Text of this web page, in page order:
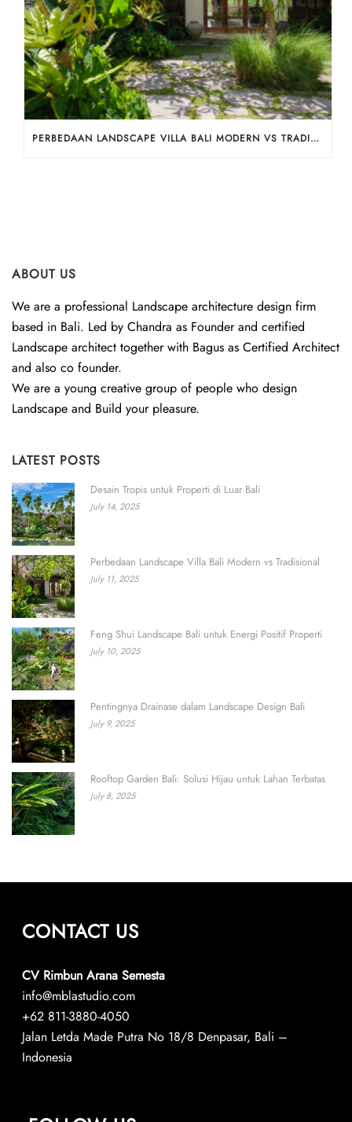
PERBEDAAN LANDSCAPE VILLA BALI MODERN VS TRADISIONAL
ABOUT US
We are a professional Landscape architecture design firm
based in Bali. Led by Chandra as Founder and certified
Landscape architect together with Bagus as Certified Architect
and also co founder.
We are a young creative group of people who design
Landscape and Build your pleasure.
LATEST POSTS
Desain Tropis untuk Properti di Luar Bali
July 14, 2025
Perbedaan Landscape Villa Bali Modern vs Tradisional
July 11, 2025
Feng Shui Landscape Bali untuk Energi Positif Properti
July 10, 2025
Pentingnya Drainase dalam Landscape Design Bali
July 9, 2025
Rooftop Garden Bali: Solusi Hijau untuk Lahan Terbatas
July 8, 2025
CONTACT US
CV Rimbun Arana Semesta
info@mblastudio.com
+62 811-3880-4050
Jalan Letda Made Putra No 18/8 Denpasar, Bali –
Indonesia